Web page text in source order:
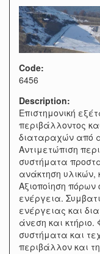
Code:
6456
Description:
Επιστημονική
περιβάλλοντος
διαταραχών από
Αντιμετώπιση
συστήματα
ανάκτηση υλικών,
Αξιοποίηση
ενέργεια.
ενέργειας και
άνεση και
συστήματα και
περιβάλλον και